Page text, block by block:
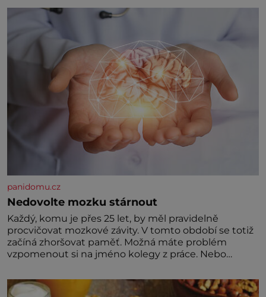
Hodně času tráví na zemi, kde sbírá zbytky semínek
Jeho domovinou je prakticky celá Austrálie s
výjimkou pobřežní oblasti.
panidomu.cz
Nedovolte mozku stárnout
Každý, komu je přes 25 let, by měl pravidelně
procvičovat mozkové závity. V tomto období se totiž
začíná zhoršovat paměť. Možná máte problém
vzpomenout si na jméno kolegy z práce. Nebo
nedávno přečetli. Je to opravdu tak, s věkem jako
kdyby se paměť rozhodla stávkovat. Cvičte